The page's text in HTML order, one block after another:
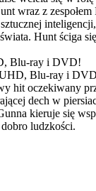
wraz z
Hunt ściga
Blu-ray i DVD!
Blu-ray i
hit oczekiwany
dech w
kieruje się
ludzkości.